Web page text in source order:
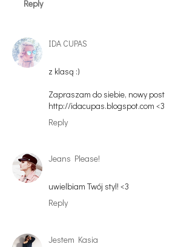
Reply
IDA CUPAS
z klasą :)
Zapraszam do siebie, nowy post
http://idacupas.blogspot.com <3
Reply
Jeans Please!
uwielbiam Twój styl! <3
Reply
Jestem Kasia